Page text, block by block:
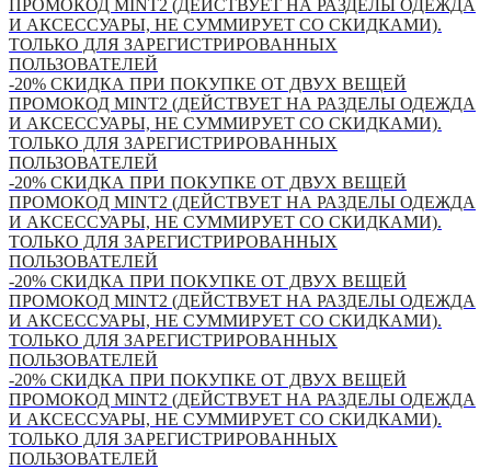
ПРОМОКОД MINT2 (ДЕЙСТВУЕТ НА РАЗДЕЛЫ ОДЕЖДА
И АКСЕССУАРЫ, НЕ СУММИРУЕТ СО СКИДКАМИ).
ТОЛЬКО ДЛЯ ЗАРЕГИСТРИРОВАННЫХ
ПОЛЬЗОВАТЕЛЕЙ
-20% СКИДКА ПРИ ПОКУПКЕ ОТ ДВУХ ВЕЩЕЙ
ПРОМОКОД MINT2 (ДЕЙСТВУЕТ НА РАЗДЕЛЫ ОДЕЖДА
И АКСЕССУАРЫ, НЕ СУММИРУЕТ СО СКИДКАМИ).
ТОЛЬКО ДЛЯ ЗАРЕГИСТРИРОВАННЫХ
ПОЛЬЗОВАТЕЛЕЙ
-20% СКИДКА ПРИ ПОКУПКЕ ОТ ДВУХ ВЕЩЕЙ
ПРОМОКОД MINT2 (ДЕЙСТВУЕТ НА РАЗДЕЛЫ ОДЕЖДА
И АКСЕССУАРЫ, НЕ СУММИРУЕТ СО СКИДКАМИ).
ТОЛЬКО ДЛЯ ЗАРЕГИСТРИРОВАННЫХ
ПОЛЬЗОВАТЕЛЕЙ
-20% СКИДКА ПРИ ПОКУПКЕ ОТ ДВУХ ВЕЩЕЙ
ПРОМОКОД MINT2 (ДЕЙСТВУЕТ НА РАЗДЕЛЫ ОДЕЖДА
И АКСЕССУАРЫ, НЕ СУММИРУЕТ СО СКИДКАМИ).
ТОЛЬКО ДЛЯ ЗАРЕГИСТРИРОВАННЫХ
ПОЛЬЗОВАТЕЛЕЙ
-20% СКИДКА ПРИ ПОКУПКЕ ОТ ДВУХ ВЕЩЕЙ
ПРОМОКОД MINT2 (ДЕЙСТВУЕТ НА РАЗДЕЛЫ ОДЕЖДА
И АКСЕССУАРЫ, НЕ СУММИРУЕТ СО СКИДКАМИ).
ТОЛЬКО ДЛЯ ЗАРЕГИСТРИРОВАННЫХ
ПОЛЬЗОВАТЕЛЕЙ